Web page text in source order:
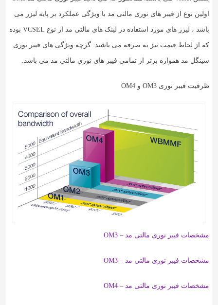
کپی
لینک
لینک
اولین نوع از فیبر های نوری مالتی مد با ویژگی عملکرد بر پایه لیزر می
باشد ، لیزر های مورد استفاده در لینک های مالتی مد از نوع VCSEL بوده
که از لحاظ قیمت نیز به صرفه می باشند. گرچه ویژگی های فیبر نوری
سینگل مد همواره برتر از تمامی فیبر های نوری مالتی مد می باشد.
ظرفیت فیبر نوری OM3 و OM4
مشخصات فیبر نوری مالتی مد – OM3
مشخصات فیبر نوری مالتی مد – OM3
مشخصات فیبر نوری مالتی مد – OM4